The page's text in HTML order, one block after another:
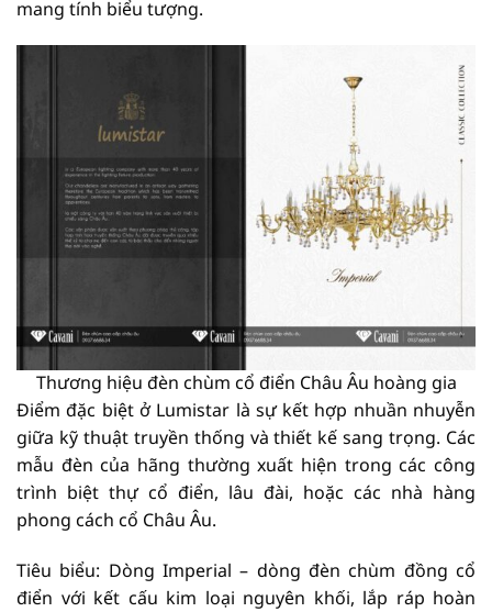
mang tính biểu tượng.
Thương hiệu đèn chùm cổ điển Châu Âu hoàng gia
Điểm đặc biệt ở Lumistar là sự kết hợp nhuần nhuyễn
giữa kỹ thuật truyền thống và thiết kế sang trọng. Các
mẫu đèn của hãng thường xuất hiện trong các công
trình biệt thự cổ điển, lâu đài, hoặc các nhà hàng
phong cách cổ Châu Âu.
Tiêu biểu: Dòng Imperial – dòng đèn chùm đồng cổ
điển với kết cấu kim loại nguyên khối, lắp ráp hoàn